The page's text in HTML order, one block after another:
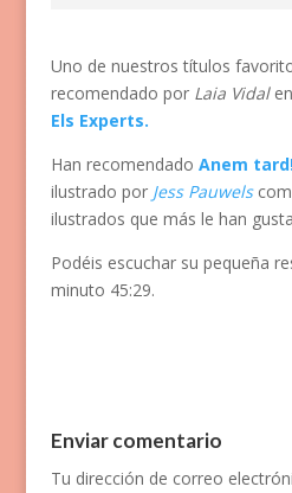
Uno de nuestros títulos
recomendado porLaia Vidal
Els Experts.
Han recomendado Anem
ilustrado por Jess Pauwels
ilustrados que más le han
Podéis escuchar su pequeña
minuto 45:29.
Enviar comentario
Tu dirección de correo